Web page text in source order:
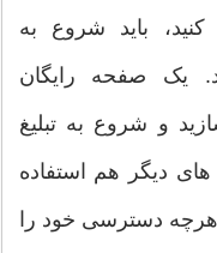
باید شروع به
یک صفحه رایگان
و شروع به تبلیغ
دیگر هم استفاده
هرچه دسترسی خود را